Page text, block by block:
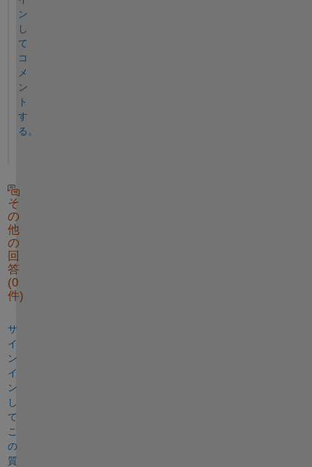
ン
し
て
コ
メ
ン
ト
す
る。
そ
の
他
の
回
答
(0
件)
サ
イ
ン
イ
ン
し
て
こ
の
質